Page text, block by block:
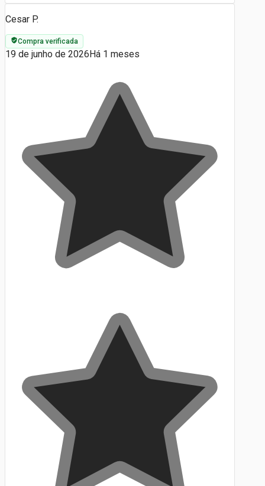
Cesar P.
Compra verificada
19 de junho de 2026 Há 1 meses